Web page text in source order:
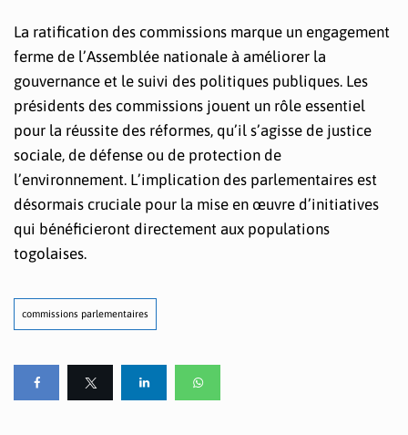
La ratification des commissions marque un engagement
ferme de l’Assemblée nationale à améliorer la
gouvernance et le suivi des politiques publiques. Les
présidents des commissions jouent un rôle essentiel
pour la réussite des réformes, qu’il s’agisse de justice
sociale, de défense ou de protection de
l’environnement. L’implication des parlementaires est
désormais cruciale pour la mise en œuvre d’initiatives
qui bénéficieront directement aux populations
togolaises.
commissions parlementaires